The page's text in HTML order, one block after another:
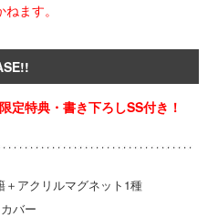
ます。
定特典・書き下ろしSS付き！
クリルマグネット1種
バー